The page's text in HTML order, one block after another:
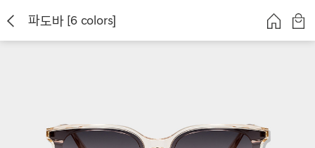
파도바 [6 colors]